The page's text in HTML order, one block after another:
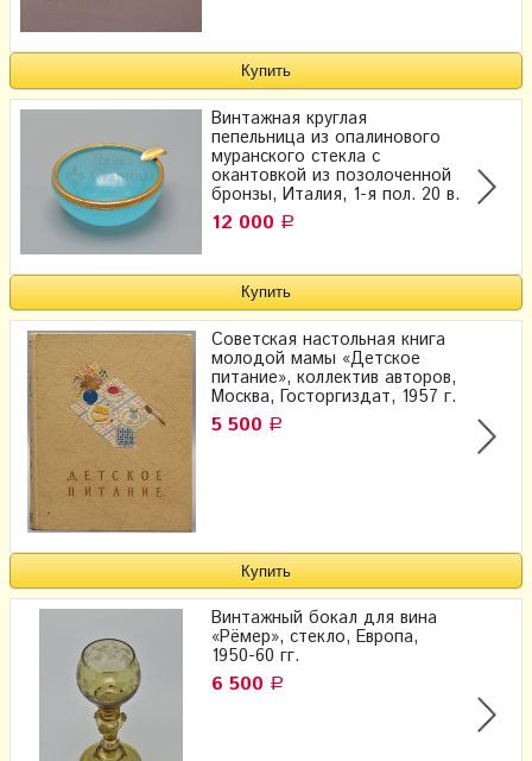
Винтажная круглая
пепельница из опалинового
муранского стекла с
окантовкой из позолоченной
бронзы, Италия, 1-я пол. 20 в.
12 000 Р
Советская настольная книга
молодой мамы «Детское
питание», коллектив авторов,
Москва, Госторгиздат, 1957 г.
5 500 Р
Винтажный бокал для вина
«Рёмер», стекло, Европа,
1950-60 гг.
6 500 Р